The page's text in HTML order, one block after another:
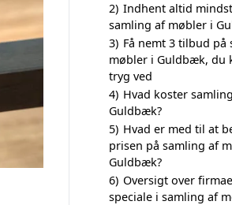
2) Indhent altid
samling af møbler i
3) Få nemt 3 tilbud på
møbler i Guldbæk, du
tryg ved
4) Hvad koster
Guldbæk?
5) Hvad er med til at
prisen på samling af
Guldbæk?
6) Oversigt over
speciale i samling af